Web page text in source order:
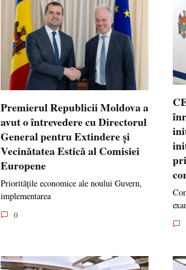
Premierul Republicii Moldova a
avut o întrevedere cu Directorul
General pentru Extindere și
Vecinătatea Estică al Comisiei
Europene
Prioritățile economice ale noului Guvern,
implementarea
0